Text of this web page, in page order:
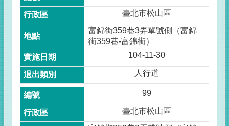
臺北市松山區
富錦街359巷3弄單號側（富錦
街359巷-富錦街）
104-11-30
人行道
99
臺北市松山區